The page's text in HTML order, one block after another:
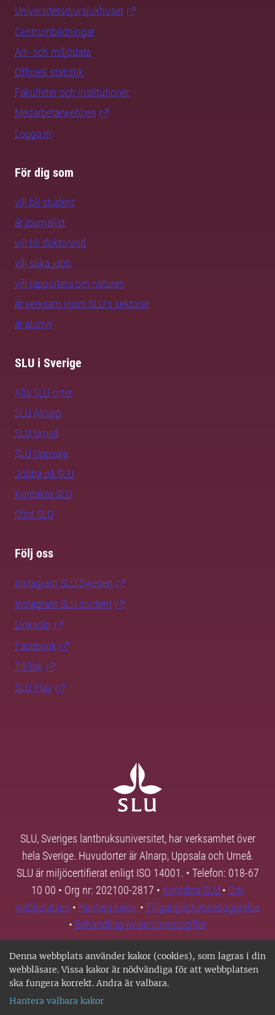
Denna webbplats använder kakor (cookies), som lagras i din
webbläsare. Vissa kakor är nödvändiga för att webbplatsen
ska fungera korrekt. Andra är valbara.
Hantera valbara kakor
Universitetsdjursjukhuset
Centrumbildningar
Art- och miljödata
Officiell statistik
Fakulteter och institutioner
Medarbetarwebben
Logga in
För dig som
vill bli student
är journalist
vill bli doktorand
vill söka jobb
vill rapportera om naturen
är verksam inom SLU:s sektorer
är alumn
SLU i Sverige
Alla SLU-orter
SLU Alnarp
SLU Umeå
SLU Uppsala
Jobba på SLU
Kontakta SLU
Stöd SLU
Följ oss
Instagram SLU.Sweden
Instagram SLU.student
LinkedIn
Facebook
TikTok
SLU Play
SLU, Sveriges lantbruksuniversitet, har verksamhet över
hela Sverige. Huvudorter är Alnarp, Uppsala och Umeå.
SLU är miljöcertifierat enligt ISO 14001. • Telefon: 018-67
10 00 • Org nr: 202100-2817 • Kontakta SLU • Om
webbplatsen • Hantera kakor • Tillgänglighetsredogörelse
• Behandling av personuppgifter